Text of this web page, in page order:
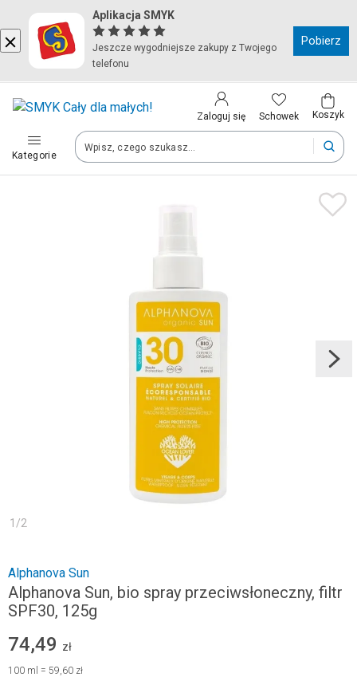
Aplikacja SMYK
Jeszcze wygodniejsze zakupy z Twojego
telefonu
Pobierz
Zaloguj się Schowek Koszyk
Kategorie
Kraj i język
Polska (Poland)
Twoje zamówienia dostarczymy na teren wybranego kraju.
Po zmianie kraju część produktów może zostać usunięta z
Zapisz
1 /2
Alphanova Sun
Alphanova Sun, bio spray przeciwsłoneczny, filtr
SPF30, 125g
74,49 zł
100 ml = 59,60 zł